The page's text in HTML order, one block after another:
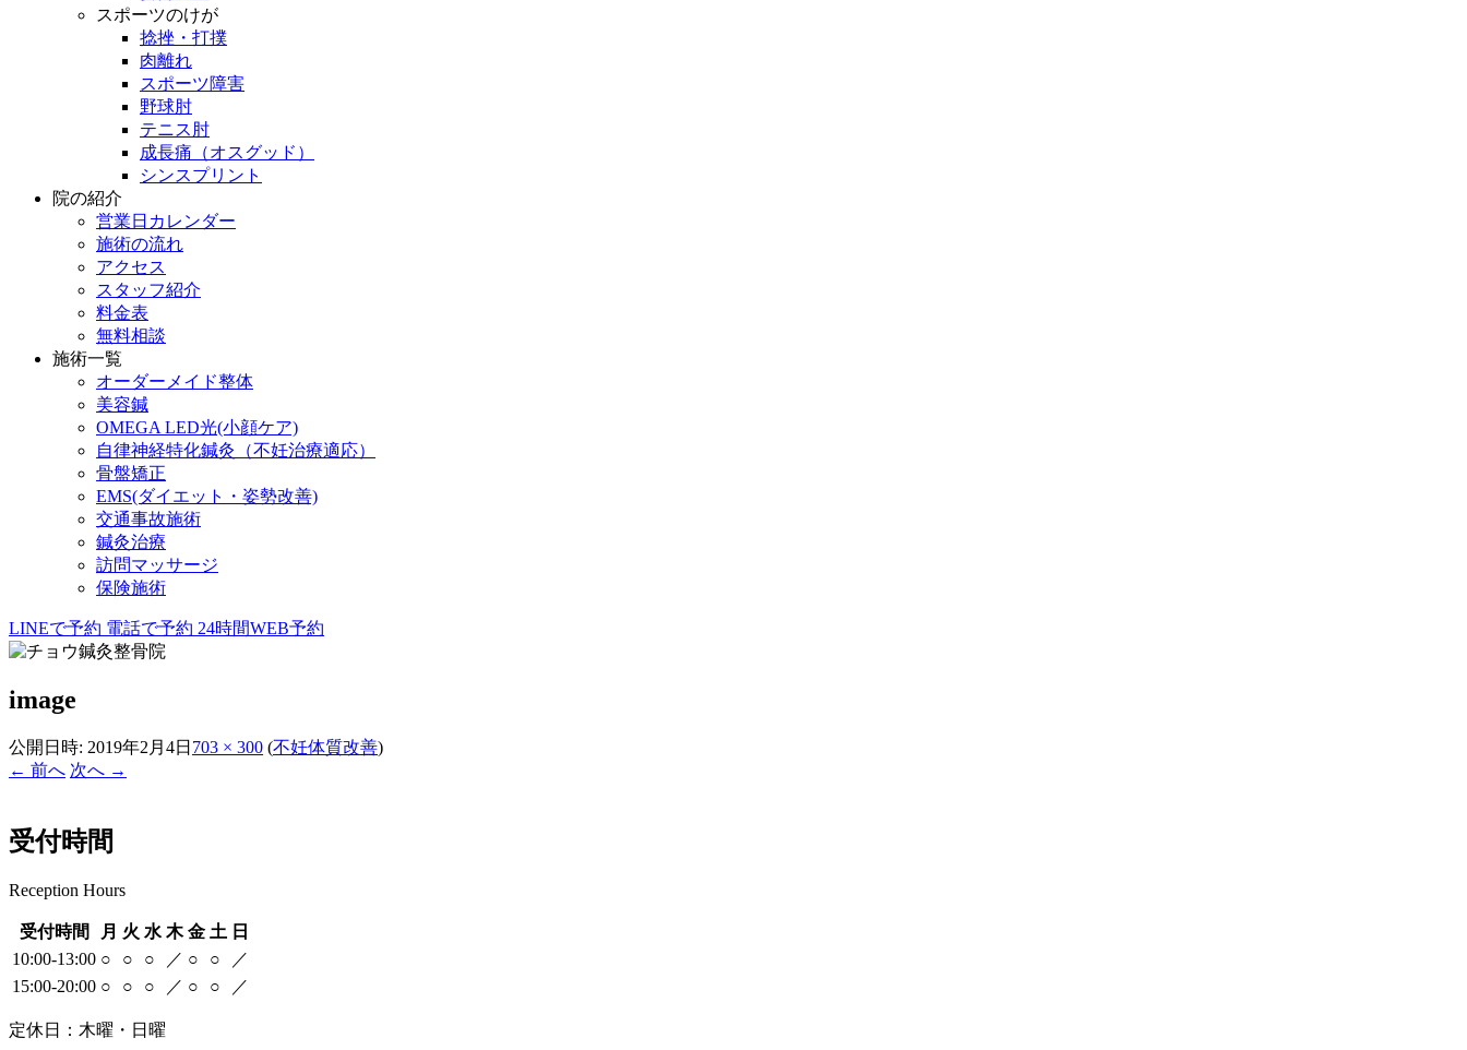
スポーツのけが
捻挫・打撲
肉離れ
スポーツ障害
野球肘
テニス肘
成長痛（オスグッド）
シンスプリント
院の紹介
営業日カレンダー
施術の流れ
アクセス
スタッフ紹介
料金表
無料相談
施術一覧
オーダーメイド整体
美容鍼
OMEGA LED光(小顔ケア)
自律神経特化鍼灸（不妊治療適応）
骨盤矯正
EMS(ダイエット・姿勢改善)
交通事故施術
鍼灸治療
訪問マッサージ
保険施術
LINEで予約 電話で予約 24時間WEB予約
image
公開日時: 2019年2月4日 703 × 300 (不妊体質改善)
← 前へ 次へ →
受付時間
Reception Hours
受付時間 月 火 水 木 金 土 日
10:00-13:00 ○ ○ ○ ／ ○ ○
／
15:00-20:00 ○ ○ ○ ／ ○ ○ ／
定休日：木曜・日曜